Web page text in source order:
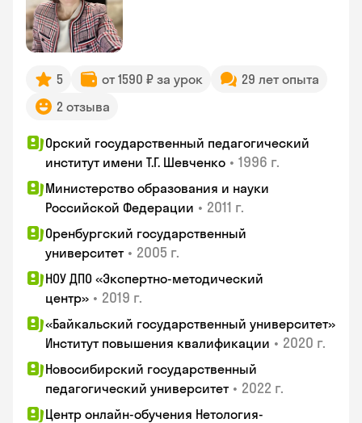
5 от 1590 ₽ за урок
29 лет опыта
2 отзыва
Орский государственный педагогический
институт имени Т.Г. Шевченко • 1996 г.
Министерство образования и науки
Российской Федерации • 2011 г.
Оренбургский государственный
университет • 2005 г.
НОУ ДПО «Экспертно-методический
центр» • 2019 г.
«Байкальский государственный университет»
Институт повышения квалификации • 2020 г.
Новосибирский государственный
педагогический университет • 2022 г.
Центр онлайн-обучения Нетология-